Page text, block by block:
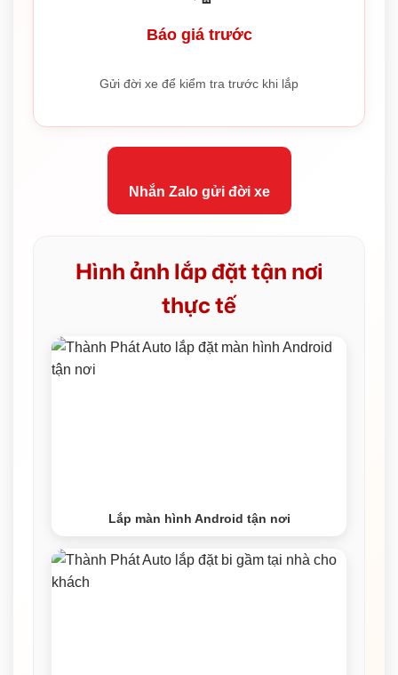
Báo giá trước
Gửi đời xe để kiểm tra trước khi lắp
Nhắn Zalo gửi đời xe
Hình ảnh lắp đặt tận nơi
thực tế
Lắp màn hình Android tận nơi